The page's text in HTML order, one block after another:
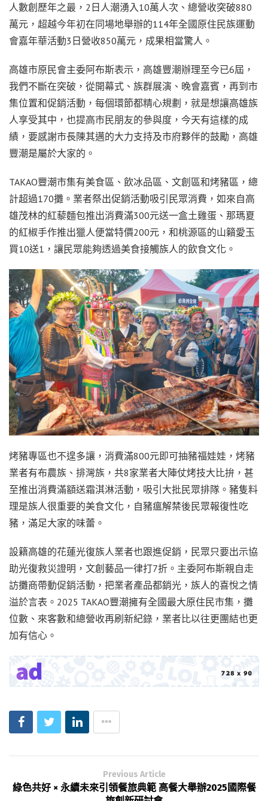
人數創歷年之最，2日人潮湧入10萬人次、總營收突破880
萬元，超越今年初在同場地舉辦的114年全國原住民族運動
會嘉年華活動3日營收850萬元，成果相當驚人。
高雄市原民會主委阿布斯表示，高雄豐潮辦理至今已6屆，
我們不斷在突破，從開幕式、族群展演、晚會嘉賓，再到市
集位置和促銷活動，每個環節都精心規劃，就是想讓高雄族
人享受其中，也提高市民朋友的參與度，今天有這樣的成
績，要感謝市長陳其邁的大力支持及市府夥伴的鼓勵，高雄
豐潮是屬於大家的。
TAKAO豐潮市集有美食區、飲冰品區、文創區和烤豬區，總
計超過170攤。業者祭出促銷活動吸引民眾消費，如來自高
雄茂林的紅藜麵包推出消費滿300元送一盒土雞蛋、那瑪夏
的紅椒手作推出獵人便當特價200元，和桃源區的山籟愛玉
買10送1，讓民眾能夠透過美食接觸族人的飲食文化。
烤豬專區也不遑多讓，消費滿800元即可抽豬福娃娃，烤豬
業者有布農族、排灣族，共8家業者大陣仗烤技大比拚，甚
至推出消費滿額送霜淇淋活動，吸引大批民眾排隊。豬隻料
理是族人很重要的美食文化，自豬瘟解禁後民眾報復性吃
豬，滿足大家的味蕾。
設籍高雄的花蓮光復族人業者也跟進促銷，民眾只要出示協
助光復救災證明，文創藝品一律打7折。主委阿布斯親自走
訪攤商帶動促銷活動，把業者產品都銷光，族人的喜悅之情
溢於言表。2025 TAKAO豐潮擁有全國最大原住民市集，攤
位數、來客數和總營收再刷新紀錄，業者比以往更團結也更
加有信心。
Previous Article
綠色共好 × 永續未來引領餐旅典範 高餐大舉辦2025國際餐